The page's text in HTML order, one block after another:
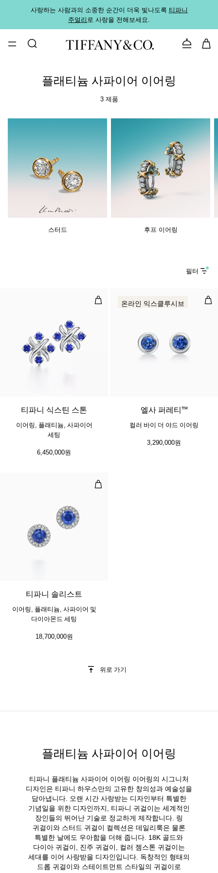
사랑하는 사람과의 소중한 순간이 더욱 빛나도록 티파니
주얼리로 사랑을 전해보세요.
문의하기
플래티늄 사파이어 이어링
3 제품
스터드 후프 이어링
필터
이어링, 플래티늄, 사파이어 세팅
티파니 식스틴 스톤
이어링, 플래티늄, 사파이어
세팅
6,450,000원
컬
온라인 익스클루시브
엘사 퍼레티™
컬러 바이 더 야드 이어링
3,290,000원
이어링, 플래티늄, 사파이어 및 다이
티파니 솔리스트
이어링, 플래티늄, 사파이어 및
다이아몬드 세팅
18,700,000원
위로 가기
플래티늄 사파이어 이어링
티파니 플래티늄 사파이어 이어링 이어링의 시그니처
디자인은 티파니 하우스만의 고유한 창의성과 예술성을
담아냅니다. 오랜 시간 사랑받는 디자인부터 특별한
기념일을 위한 디자인까지, 티파니 귀걸이는 세계적인
장인들의 뛰어난 기술로 정교하게 제작합니다. 링
귀걸이와 스터드 귀걸이 컬렉션은 데일리룩은 물론
특별한 날에도 우아함을 더해 줍니다. 18K 골드와
다이아 귀걸이, 진주 귀걸이, 컬러 젬스톤 귀걸이는
세대를 이어 사랑받을 디자인입니다. 독창적인 형태의
드롭 귀걸이와 스테이트먼트 스타일의 귀걸이로